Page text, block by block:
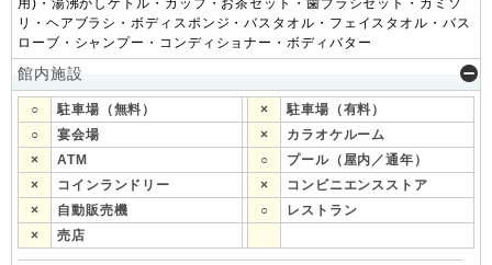
リ・ヘアブラシ・ボディスポンジ・バスタオル・フェイスタオル・バス
ローブ・シャンプー・コンディショナー・ボディバター
館内施設
○ 駐車場（無料） ×
駐車場（有料）
○
宴会場 ×
カラオケルーム
×
ATM ○
プール（屋内／通年）
×
コインランドリー ×
コンビニエンスストア
×
自動販売機 ○
レストラン
×
売店